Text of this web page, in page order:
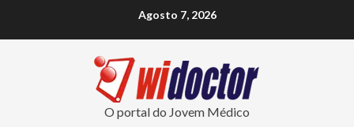
Agosto 7, 2026
O portal do Jovem Médico